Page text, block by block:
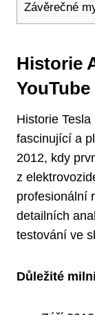
Závěrečné
Historie
YouTube
Historie
fascinující a
2012, kdy
z
profesionální
detailních
testování ve
Důležité